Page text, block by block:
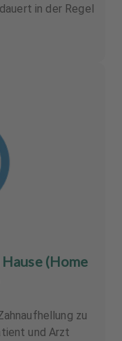
in der Regel
(Home
zu
und Arzt